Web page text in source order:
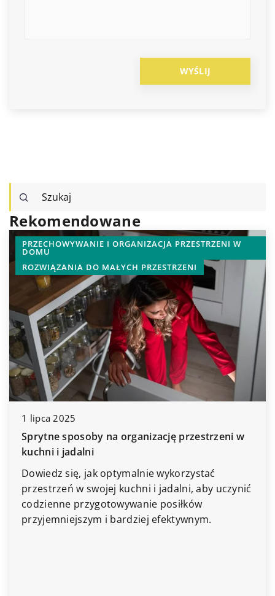
Rekomendowane
I ORGANIZACJA PRZESTRZENI W
DO MAŁYCH PRZESTRZENI
lipca 2025
sposoby na organizację przestrzeni w
i jadalni
się, jak optymalnie wykorzystać
w swojej kuchni i jadalni, aby uczynić
przygotowywanie posiłków
i bardziej efektywnym.